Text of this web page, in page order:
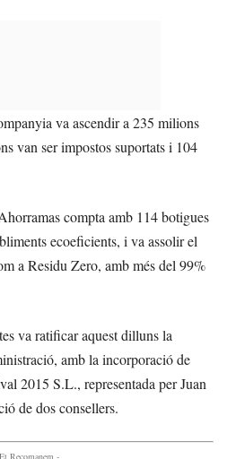
va ascendir a 235 milions
van ser impostos suportats i 104
compta amb 114 botigues
ecoeficients, i va assolir el
a Residu Zero, amb més del 99%
va ratificar aquest dilluns la
amb la incorporació de
2015 S.L., representada per Juan
de dos consellers.
Recomanem -